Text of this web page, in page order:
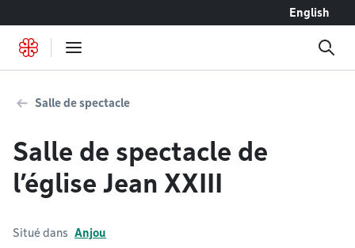
English
Salle de spectacle
Salle de spectacle de
l’église Jean XXIII
Situé dans Anjou